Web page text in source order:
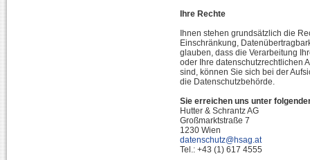
Ihre Rechte
Ihnen stehen grundsätzlich die
Einschränkung,
glauben, dass die Verarbeitung
oder Ihre datenschutzrechtlichen
sind, können Sie sich bei der
die Datenschutzbehörde.
Sie erreichen uns unter
Hutter & Schrantz AG
Großmarktstraße 7
1230 Wien
datenschutz@hsag.at
Tel.: +43 (1) 617 4555